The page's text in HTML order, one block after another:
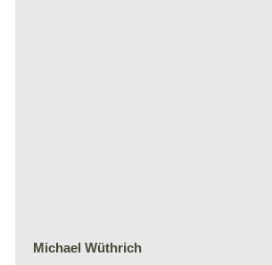
Michael Wüthrich